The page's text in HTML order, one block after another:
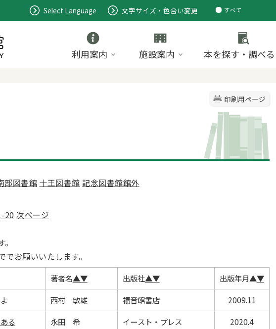
Select Language 文字サイズ・色合い変更
すべて
ページ
利用案内 施設案内 本を探す・調べる
印刷用ページ
部図書館 十王図書館 記念図書館館外
20 次ページ
お願いいたします。
著者名▲▼ 出版社▲▼ 出版年月▲▼
西村 敏雄 福音館書店
2009.11
る 永田 希 イースト・プレス 2020.4